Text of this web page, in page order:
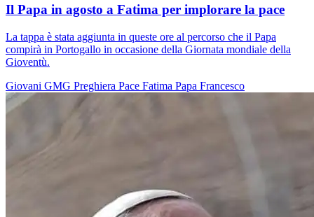
Il Papa in agosto a Fatima per implorare la pace
La tappa è stata aggiunta in queste ore al percorso che il Papa
compirà in Portogallo in occasione della Giornata mondiale della
Gioventù.
Giovani GMG Preghiera Pace Fatima Papa Francesco